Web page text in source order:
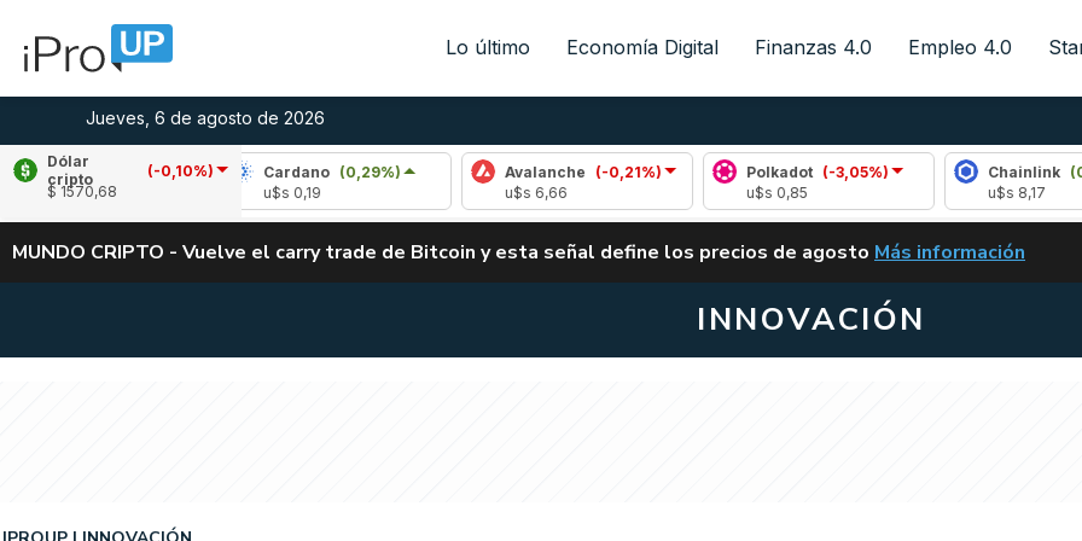
Lo último Economía Digital Finanzas 4.0 Empleo 4.0
Jueves, 6 de agosto de 2026
Dólar
cripto
(-0,10%)
$ 1570,68
Cardano
(0,29%)
Avalanche
(-0,21%)
Polkadot (-3,05%)
Chainlink (0,57%)
ALERTA
MUNDO CRIPTO - Vuelve el carry trade de Bitcoin y esta señal define los precios de agosto VUELVE EL CARRY
Más información
INNOVACIÓN